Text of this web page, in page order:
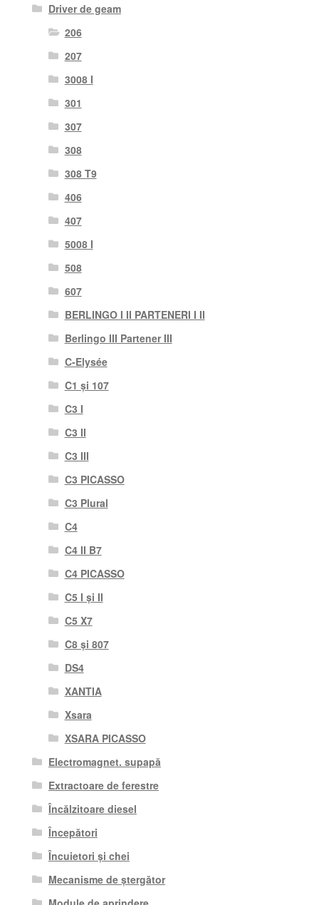
Driver de geam
206
207
3008 I
301
307
308
308 T9
406
407
5008 I
508
607
BERLINGO I II PARTENERI I II
Berlingo III Partener III
C-Elysée
C1 și 107
C3 I
C3 II
C3 III
C3 PICASSO
C3 Plural
C4
C4 II B7
C4 PICASSO
C5 I și II
C5 X7
C8 și 807
DS4
XANTIA
Xsara
XSARA PICASSO
Electromagnet. supapă
Extractoare de ferestre
Încălzitoare diesel
Începători
Încuietori și chei
Mecanisme de ștergător